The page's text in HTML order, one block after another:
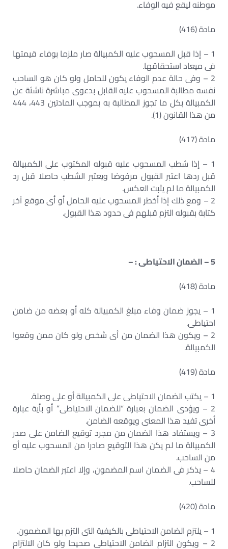
موطنه ليقع فيه الوفاء.
مادة (416)
1 – إذا قبل المسحوب عليه الكمبيالة صار ملزما بوفاء قيمتها
فى ميعاد استحقاقها.
2 – وفى حالة عدم الوفاء يكون للحامل ولو كان هو الساحب
نفسه مطالبة المسحوب عليه القابل بدعوى مباشرة ناشئة عن
الكمبيالة بكل ما تجوز المطالبة به بموجب المادتين 443، 444
من هذا القانون (1).
مادة (417)
1 – إذا شطب المسحوب عليه قبوله المكتوب على الكمبيالة
قبل ردها اعتبر القبول مرفوضا ويعتبر الشطب حاصلا قبل رد
الكمبيالة ما لم يثبت العكس.
2 – ومع ذلك إذا أخطر المسحوب عليه الحامل أو أى موقع آخر
كتابة بقبوله التزم قبلهم فى حدود هذا القبول.
5 – الضمان الاحتياطى : –
مادة (418)
1 – يجوز ضمان وفاء مبلغ الكمبيالة كله أو بعضه من ضامن
احتياطى.
2 – ويكون هذا الضمان من أى شخص ولو كان ممن وقعوا
الكمبيالة.
مادة (419)
1 – يكتب الضمان الاحتياطى على الكمبيالة أو على وصلة.
2 – ويؤدى الضمان بعبارة “للضمان الاحتياطى” أو بأية عبارة
أخرى تفيد هذا المعنى ويوقعه الضامن.
3 – ويستفاد هذا الضمان من مجرد توقيع الضامن على صدر
الكمبيالة ما لم يكن هذا التوقيع صادرا من المسحوب عليه أو
من الساحب.
4 – يذكر فى الضمان اسم المضمون، وإلا اعتبر الضمان حاصلا
للساحب.
مادة (420)
1 – يلتزم الضامن الاحتياطى بالكيفية التى التزم بها المضمون.
2 – ويكون التزام الضامن الاحتياطى صحيحا ولو كان الالتزام